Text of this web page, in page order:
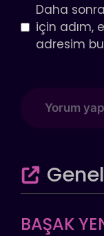
Daha
için adım,
adresim
BAŞAK